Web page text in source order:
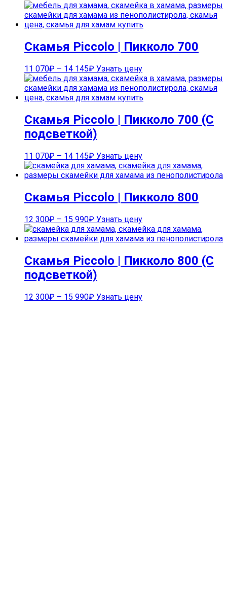
Скамья Piccolo | Пикколо 700
11 070₽ – 14 145₽ Узнать цену
Скамья Piccolo | Пикколо 700 (С
подсветкой)
11 070₽ – 14 145₽ Узнать цену
Скамья Piccolo | Пикколо 800
12 300₽ – 15 990₽ Узнать цену
Скамья Piccolo | Пикколо 800 (С
подсветкой)
12 300₽ – 15 990₽ Узнать цену